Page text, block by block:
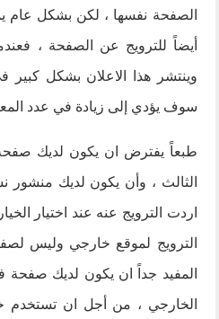
الصفحة نفسها ، لكن بشكل عام
أيضاً للترويج عن الصفحة ،
وينتشر هذا الاعلان بشكل كبير
سوف يؤدي إلى زيادة في عدد
طبعاً يفترض ان يكون لديك صفحة
الثالث ، وأن يكون لديك منشور
اردت الترويج عنه عند اختيار
الترويج لموقع خارجي وليس
المفيد جداً ان يكون لديك صفحة
الخارجي ، من أجل ان تستخدم